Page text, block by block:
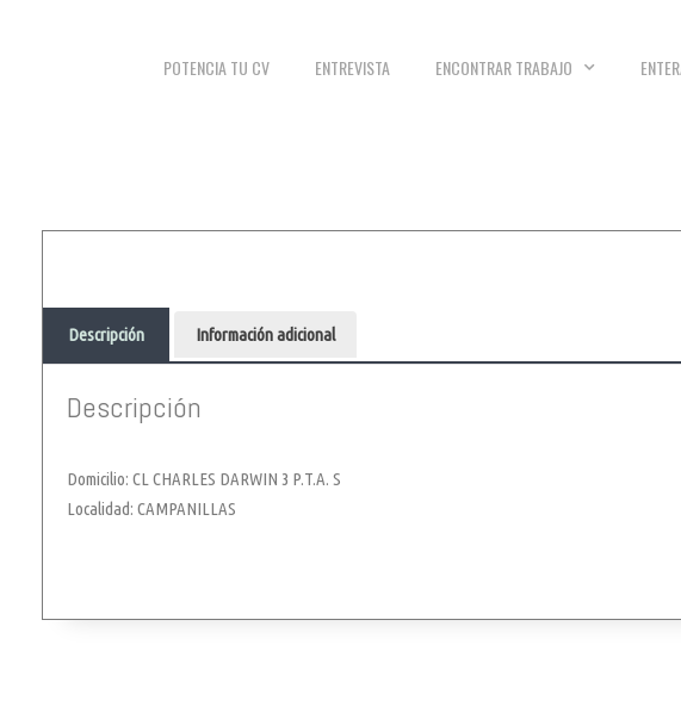
POTENCIA TU CV ENTREVISTA ENCONTRAR TRABAJO
Descripción Información adicional
Descripción
Domicilio: CL CHARLES DARWIN 3 P.T.A. S
Localidad: CAMPANILLAS